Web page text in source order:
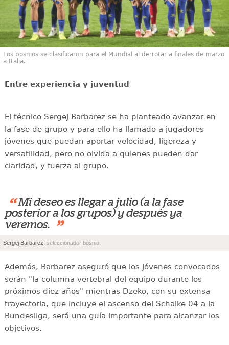
Los bosnios se clasificaron para el Mundial al derrotar a finales de marzo
a Italia.
Entre experiencia y juventud
El técnico Sergej Barbarez se ha planteado avanzar en
la fase de grupo y para ello ha llamado a jugadores
jóvenes que puedan aportar velocidad, ligereza y
versatilidad, pero no olvida a quienes pueden dar
claridad, y fuerza al grupo.
“ Mi deseo es llegar a julio (a la fase
posterior a los grupos) y después ya
veremos.
”
Sergej Barbarez, seleccionador bosnio.
Además, Barbarez aseguró que los jóvenes convocados
serán "la columna vertebral del equipo durante los
próximos diez años" mientras Dzeko, con su extensa
trayectoria, que incluye el ascenso del Schalke 04 a la
Bundesliga, será una guía importante para alcanzar los
objetivos.